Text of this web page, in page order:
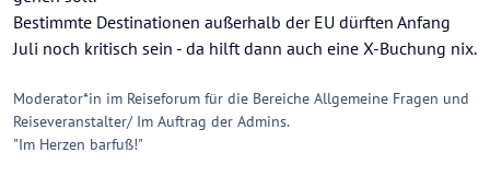
Bestimmte Destinationen außerhalb der EU dürften Anfang
Juli noch kritisch sein - da hilft dann auch eine X-Buchung nix.
Moderator*in im Reiseforum für die Bereiche Allgemeine Fragen und
Reiseveranstalter/ Im Auftrag der Admins.
"Im Herzen barfuß!"